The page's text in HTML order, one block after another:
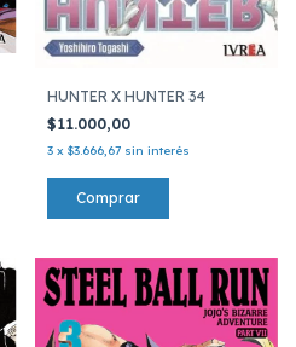
HUNTER X HUNTER 34
$11.000,00
3 x $3.666,67 sin interés